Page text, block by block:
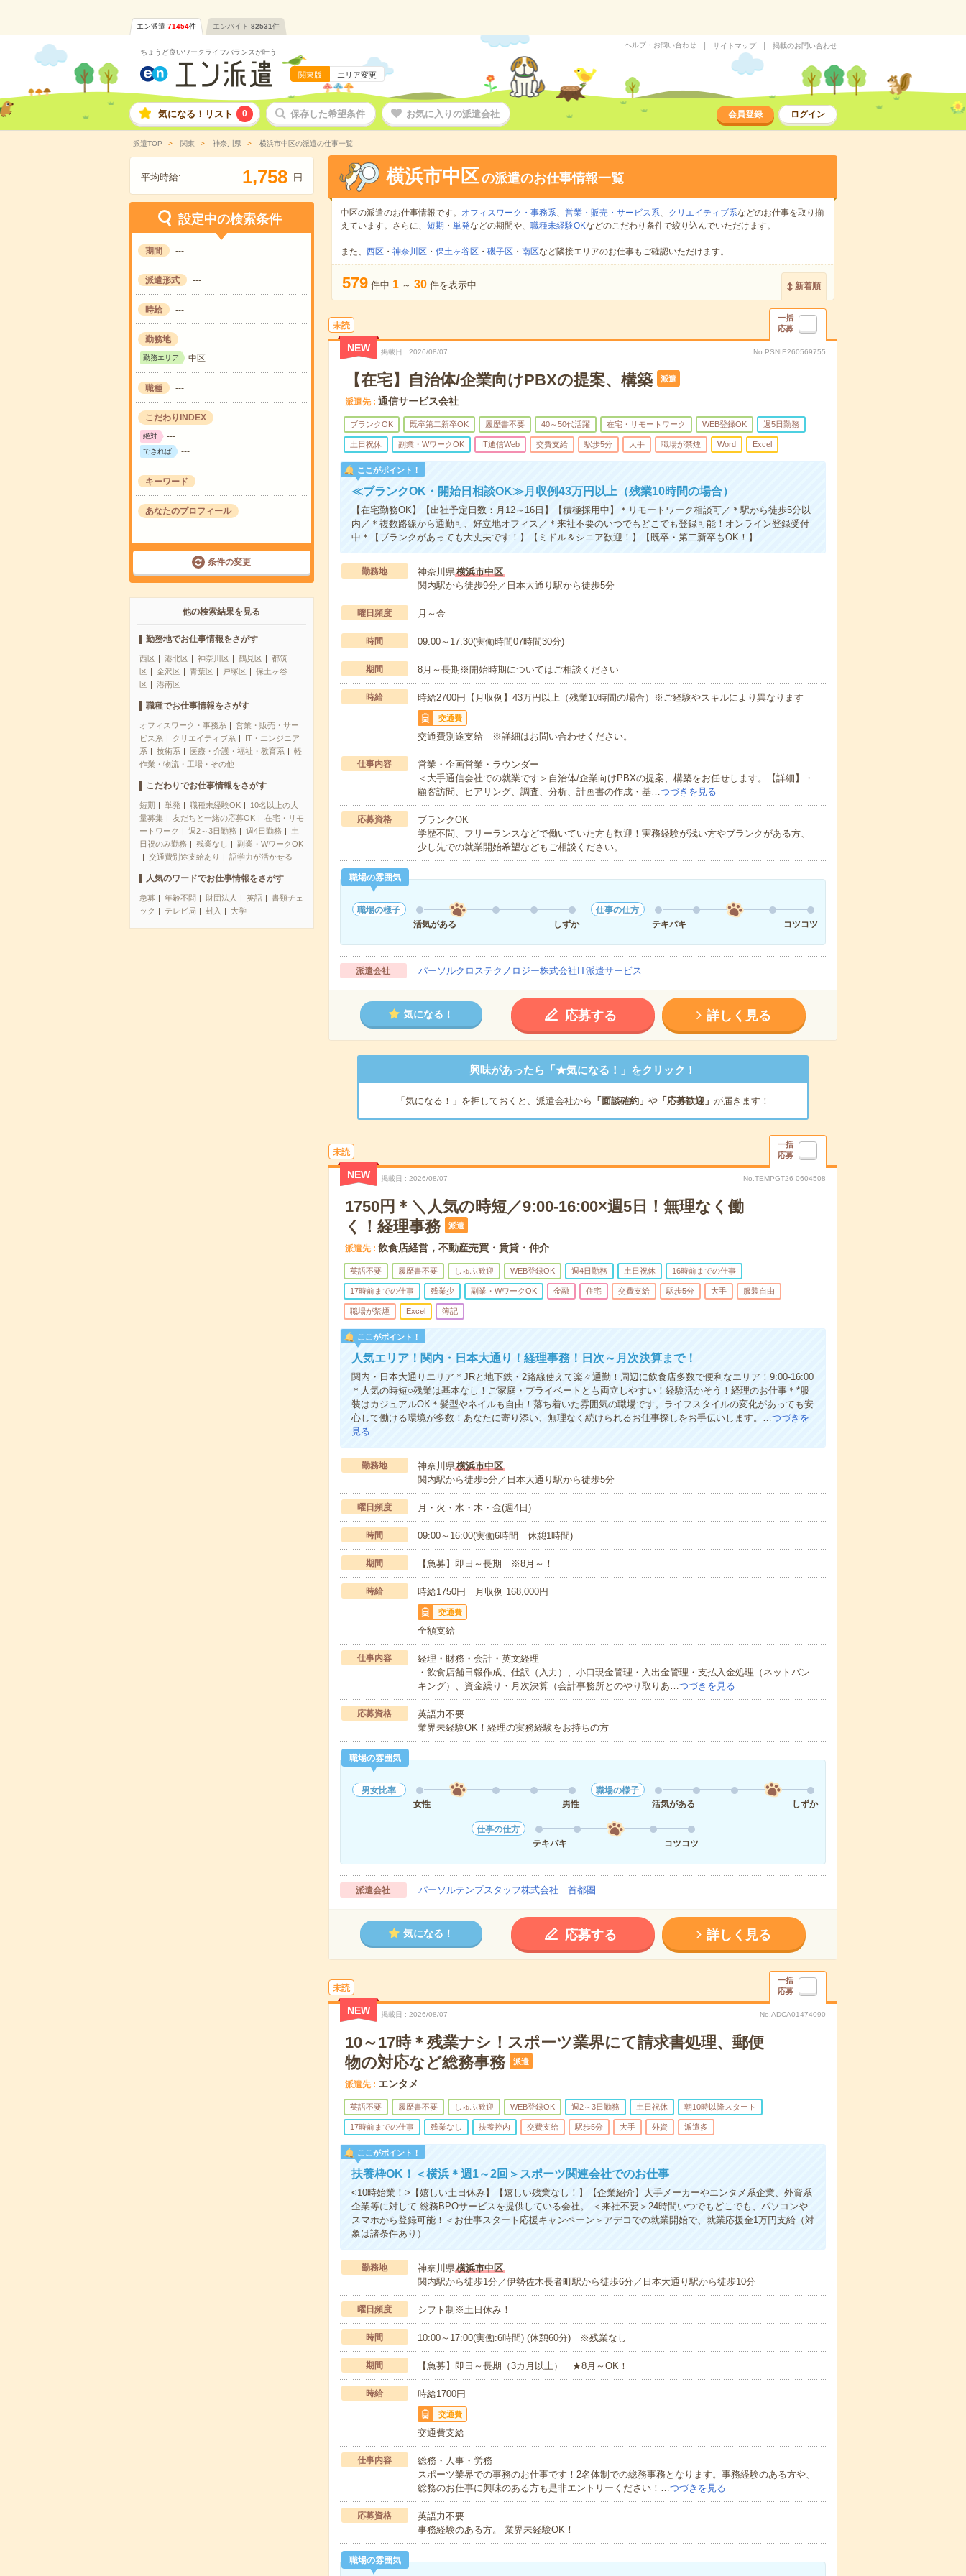
エン派遣 71454件 エンバイト 82531件
ちょうど良いワークライフバランスが叶う
関東版 エリア変更
ヘルプ・お問い合わせ サイトマップ 掲載のお問い合わせ
気になる！リスト 0 保存した希望条件 お気に入りの派遣会社 会員登録 ログイン
派遣TOP 関東 神奈川県 横浜市中区の派遣の仕事一覧
平均時給: 1,758 円
設定中の検索条件
期間 ---
派遣形式 ---
時給 ---
勤務地
勤務エリア 中区
職種 ---
こだわりINDEX
絶対 ---
できれば ---
キーワード ---
あなたのプロフィール
---
条件の変更
他の検索結果を見る
勤務地でお仕事情報をさがす
西区 港北区 神奈川区 鶴見区
都筑
区
金沢区 青葉区 戸塚区
保土ヶ谷
区
港南区
職種でお仕事情報をさがす
オフィスワーク・事務系
営業・販売・サー
ビス系
クリエイティブ系
IT・エンジニア
系
技術系 医療・介護・福祉・教育系
軽
作業・物流・工場・その他
こだわりでお仕事情報をさがす
短期 単発 職種未経験OK
10名以上の大
量募集
友だちと一緒の応募OK
在宅・リモ
ートワーク
週2～3日勤務 週4日勤務
土
日祝のみ勤務
残業なし
副業・WワークOK
交通費別途支給あり
語学力が活かせる
人気のワードでお仕事情報をさがす
急募 年齢不問 財団法人 英語
書類チェ
ック
テレビ局 封入 大学
横浜市中区の派遣のお仕事情報一覧
中区の派遣のお仕事情報です。 オフィスワーク・事務系、 営業・販売・サービス系、 クリエイティブ系などのお仕事を取り揃
えています。さらに、 短期 ・ 単発などの期間や、 職種未経験OKなどのこだわり条件で絞り込んでいただけます。
また、 西区 ・ 神奈川区 ・ 保土ヶ谷区 ・ 磯子区 ・ 南区など隣接エリアのお仕事もご確認いただけます。
579 件中 1 ～ 30 件を表示中 新着順
未読
一括
応募
NEW 掲載日 2026/08/07 No.PSNIE260569755
【在宅】自治体/企業向けPBXの提案、構築 派遣
派遣先 通信サービス会社
ブランクOK 既卒第二新卒OK 履歴書不要 40～50代活躍 在宅・リモートワーク WEB登録OK 週5日勤務
土日祝休 副業・WワークOK IT通信Web 交費支給 駅歩5分 大手 職場が禁煙 Word Excel
ここがポイント！
≪ブランクOK・開始日相談OK≫月収例43万円以上（残業10時間の場合）
【在宅勤務OK】【出社予定日数：月12～16日】【積極採用中】＊リモートワーク相談可／＊駅から徒歩5分以
内／＊複数路線から通勤可、好立地オフィス／＊来社不要のいつでもどこでも登録可能！オンライン登録受付
中＊【ブランクがあっても大丈夫です！】【ミドル＆シニア歓迎！】【既卒・第二新卒もOK！】
勤務地 神奈川県横浜市中区
関内駅から徒歩9分／日本大通り駅から徒歩5分
曜日頻度 月～金
時間 09:00～17:30(実働時間07時間30分)
期間 8月～長期※開始時期についてはご相談ください
時給 時給2700円【月収例】43万円以上（残業10時間の場合）※ご経験やスキルにより異なります
交通費
交通費別途支給 ※詳細はお問い合わせください。
仕事内容
営業・企画営業・ラウンダー
＜大手通信会社での就業です＞自治体/企業向けPBXの提案、構築をお任せします。【詳細】・
顧客訪問、ヒアリング、調査、分析、計画書の作成・基…つづきを見る
応募資格
ブランクOK
学歴不問、フリーランスなどで働いていた方も歓迎！実務経験が浅い方やブランクがある方、
少し先での就業開始希望などもご相談ください。
職場の雰囲気
職場の様子
活気がある
しずか
仕事の仕方
テキパキ
コツコツ
派遣会社 パーソルクロステクノロジー株式会社IT派遣サービス
気になる！ 応募する 詳しく見る
興味があったら「★気になる！」をクリック！
「気になる！」を押しておくと、派遣会社から 「面談確約」 や「応募歓迎」 が届きます！
未読
一括
応募
NEW 掲載日 2026/08/07 No.TEMPGT26-0604508
1750円＊＼人気の時短／9:00-16:00×週5日！無理なく働
く！経理事務
派遣
派遣先 飲食店経営，不動産売買・賃貸・仲介
英語不要 履歴書不要 しゅふ歓迎 WEB登録OK 週4日勤務 土日祝休 16時前までの仕事
17時前までの仕事 残業少 副業・WワークOK 金融 住宅 交費支給 駅歩5分 大手 服装自由
職場が禁煙 Excel 簿記
ここがポイント！
人気エリア！関内・日本大通り！経理事務！日次～月次決算まで！
関内・日本大通りエリア＊JRと地下鉄・2路線使えて楽々通勤！周辺に飲食店多数で便利なエリア！9:00-16:00
＊人気の時短○残業は基本なし！ご家庭・プライベートとも両立しやすい！経験活かそう！経理のお仕事＊*服
装はカジュアルOK＊髪型やネイルも自由！落ち着いた雰囲気の職場です。ライフスタイルの変化があっても安
心して働ける環境が多数！あなたに寄り添い、無理なく続けられるお仕事探しをお手伝いします。… つづきを
見る
勤務地 神奈川県横浜市中区
関内駅から徒歩5分／日本大通り駅から徒歩5分
曜日頻度 月・火・水・木・金(週4日)
時間 09:00～16:00(実働6時間 休憩1時間)
期間 【急募】即日～長期 ※8月～！
時給 時給1750円 月収例 168,000円
交通費
全額支給
仕事内容
経理・財務・会計・英文経理
・飲食店舗日報作成、仕訳（入力）、小口現金管理・入出金管理・支払入金処理（ネットバン
キング）、資金繰り・月次決算（会計事務所とのやり取りあ… つづきを見る
応募資格
英語力不要
業界未経験OK！経理の実務経験をお持ちの方
職場の雰囲気
男女比率
女性
男性
職場の様子
活気がある
しずか
仕事の仕方
テキパキ
コツコツ
派遣会社 パーソルテンプスタッフ株式会社 首都圏
気になる！ 応募する 詳しく見る
未読
一括
応募
NEW 掲載日 2026/08/07 No.ADCA01474090
10～17時＊残業ナシ！スポーツ業界にて請求書処理、郵便
物の対応など総務事務
派遣
派遣先 エンタメ
英語不要 履歴書不要 しゅふ歓迎 WEB登録OK 週2～3日勤務 土日祝休 朝10時以降スタート
17時前までの仕事 残業なし 扶養控内 交費支給 駅歩5分 大手 外資 派遣多
ここがポイント！
扶養枠OK！＜横浜＊週1～2回＞スポーツ関連会社でのお仕事
<10時始業！>【嬉しい土日休み】【嬉しい残業なし！】【企業紹介】大手メーカーやエンタメ系企業、外資系
企業等に対して 総務BPOサービスを提供している会社。 ＜来社不要＞24時間いつでもどこでも、パソコンや
スマホから登録可能！＜お仕事スタート応援キャンペーン＞アデコでの就業開始で、就業応援金1万円支給（対
象は諸条件あり）
勤務地 神奈川県横浜市中区
関内駅から徒歩1分／伊勢佐木長者町駅から徒歩6分／日本大通り駅から徒歩10分
曜日頻度 シフト制※土日休み！
時間 10:00～17:00(実働:6時間) (休憩60分) ※残業なし
期間 【急募】即日～長期（3カ月以上） ★8月～OK！
時給 時給1700円
交通費
交通費支給
仕事内容
総務・人事・労務
スポーツ業界での事務のお仕事です！2名体制での総務事務となります。事務経験のある方や、
総務のお仕事に興味のある方も是非エントリーください！… つづきを見る
応募資格
英語力不要
事務経験のある方。 業界未経験OK！
職場の雰囲気